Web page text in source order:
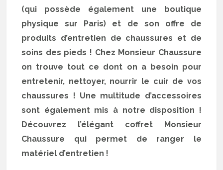
(qui possède également une boutique
physique sur Paris) et de son offre de
produits d’entretien de chaussures et de
soins des pieds ! Chez Monsieur Chaussure
on trouve tout ce dont on a besoin pour
entretenir, nettoyer, nourrir le cuir de vos
chaussures ! Une multitude d’accessoires
sont également mis à notre disposition !
Découvrez l’élégant coffret Monsieur
Chaussure qui permet de ranger le
matériel d’entretien !